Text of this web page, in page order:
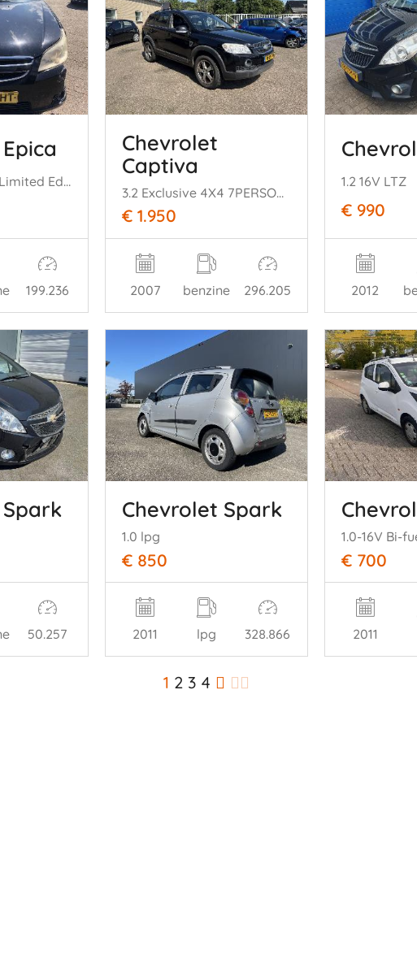
Epica 2.0i Class Limited Edition
199.236
Chevrolet
Captiva
3.2 Exclusive 4X4 7PERSOONS!!!
€ 1.950
2007 benzine 296.205
1.2 16V LTZ
€ 990
2012
50.257
Chevrolet Spark
1.0 lpg
€ 850
2011 lpg 328.866
1.0-16V Bi-
€ 700
2011
1 2 3 4